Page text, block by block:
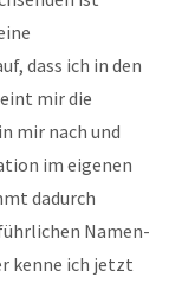
dass ich in den
mir die
mir nach und
im eigenen
dadurch
Namen-
kenne ich jetzt